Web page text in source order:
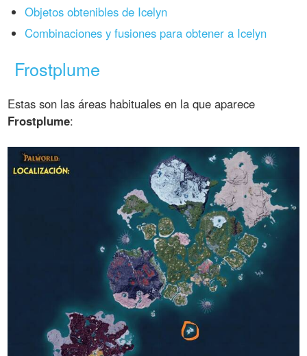
Objetos obtenibles de Icelyn
Combinaciones y fusiones para obtener a Icelyn
Frostplume
Estas son las áreas habituales en la que aparece
Frostplume: